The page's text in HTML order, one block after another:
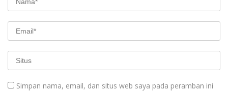
Simpan nama, email, dan situs web saya pada peramban ini